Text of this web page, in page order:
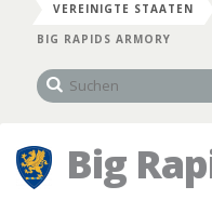
VEREINIGTE STAATEN
BIG RAPIDS ARMORY
Big